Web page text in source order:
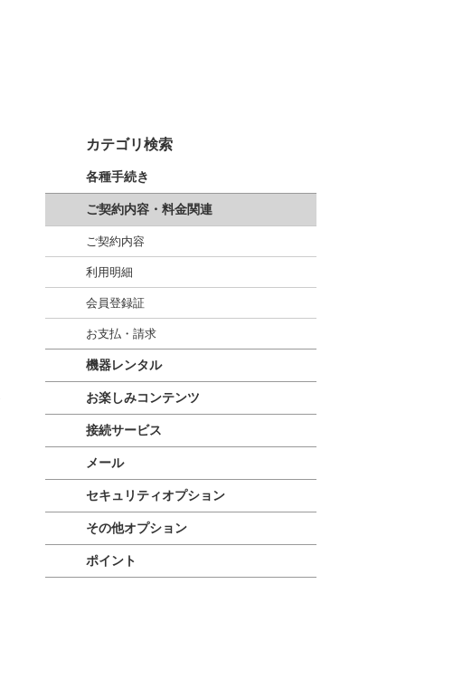
カテゴリ検索
各種手続き
ご契約内容・料金関連
ご契約内容
利用明細
会員登録証
お支払・請求
機器レンタル
お楽しみコンテンツ
接続サービス
メール
セキュリティオプション
その他オプション
ポイント